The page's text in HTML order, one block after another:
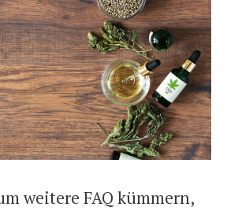
weitere FAQ kümmern,